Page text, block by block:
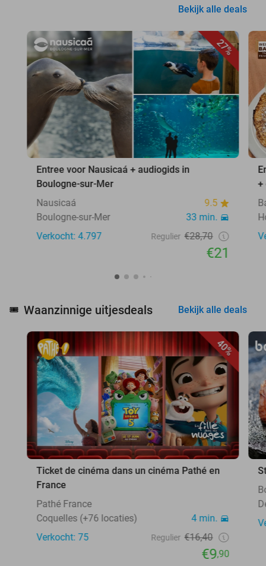
Bekijk alle deals
27%
Entree voor Nausicaá + audiogids in
Boulogne-sur-Mer
Nausicaá
9.5
Boulogne-sur-Mer
33 min.
Verkocht: 4.797
Regulier €28,70
€21
+
🎟️ Waanzinnige uitjesdeals Bekijk alle deals
40%
Ticket de cinéma dans un cinéma Pathé en
France
Pathé France
Coquelles (+76 locaties)
4 min.
Verkocht: 75
Regulier €16,40
€9,90